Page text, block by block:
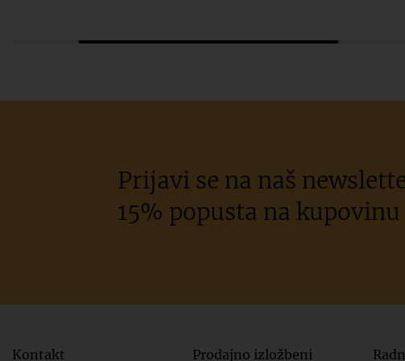
Prijavi se na naš
15% popusta na
Kontakt
Prodajno izložbeni